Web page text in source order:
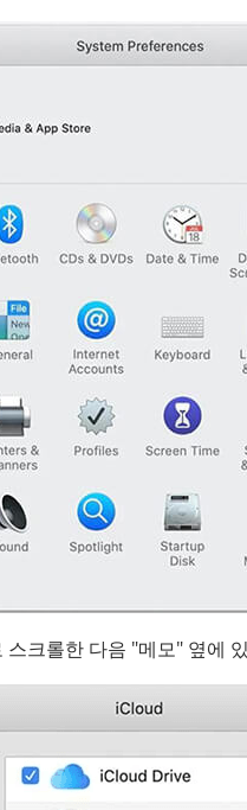
크롤한 다음 "메모" 옆에